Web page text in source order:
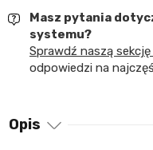
Masz pytania
systemu?
Sprawdź naszą sekcję
odpowiedzi na
Opis